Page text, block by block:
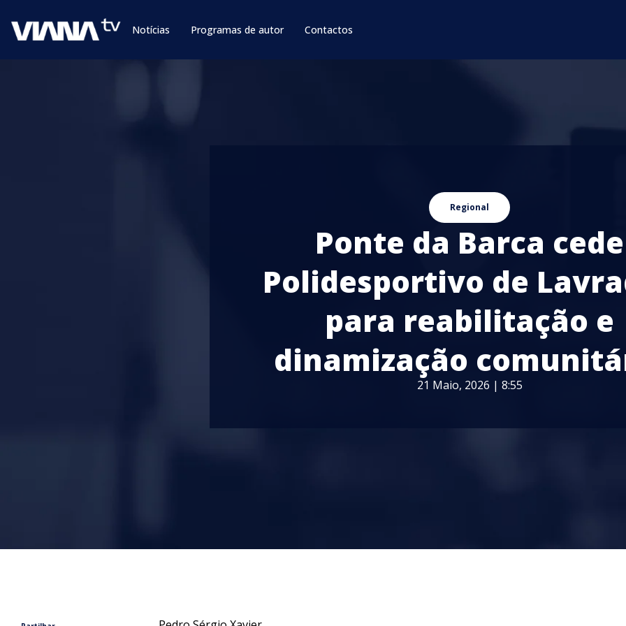
Notícias Programas de autor Contactos
Regional
Ponte da Barca cede
Polidesportivo de
para reabilitação e
dinamização
21 Maio, 2026 | 8:55